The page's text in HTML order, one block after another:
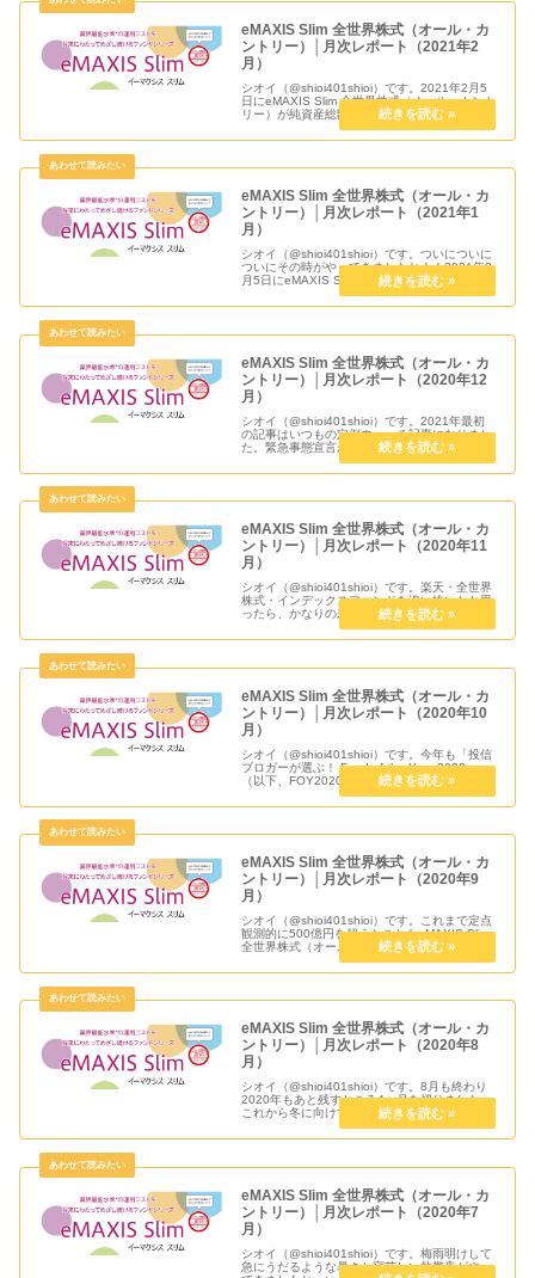
eMAXIS Slim 全世界株式（オール・カ
ントリー）│月次レポート（2021年2
月）
シオイ（@shioi401shioi）です。2021年2月5
日にeMAXIS Slim 全世界株式（オール・カント
リー）が純資産総額 1,000 億円を突破しました
がそこからどこまで積み上がったのでしょう
か？気になる中身は2021年2月の月...
eMAXIS Slim 全世界株式（オール・カ
ントリー）│月次レポート（2021年1
月）
シオイ（@shioi401shioi）です。ついについに
ついにその時がやってきましたね！！2021年2
月5日にeMAXIS Slim 全世界株式（オール・カ
ントリー）が純資産総額 1,000 億円を突破し、
受益者還元型信託報酬率の第二段階が...
eMAXIS Slim 全世界株式（オール・カ
ントリー）│月次レポート（2020年12
月）
シオイ（@shioi401shioi）です。2021年最初
の記事はいつもの定例ウォッチ記事になりまし
た。緊急事態宣言がでて在宅メインで少し自分
のペースで仕事ができるといいなと思っていた
らとんでもない。出社ばかりで在宅の頻度がな
eMAXIS Slim 全世界株式（オール・カ
ントリー）│月次レポート（2020年11
月）
シオイ（@shioi401shioi）です。楽天・全世界
株式・インデックスファンドを追い抜いたと思
ったら、かなりの差をすでに付けていてビック
リしました。この調子で1,000億円もサクッと
突破して受益者還元信託報酬率の第二段階発動
eMAXIS Slim 全世界株式（オール・カ
ントリー）│月次レポート（2020年10
月）
シオイ（@shioi401shioi）です。今年も「投信
ブロガーが選ぶ！ Fund of the Year 2020」
（以下、FOY2020）に本ファンドを全力で投
票しました。FOY2020と私の投票しました記
事は以下をご覧ください。果たし...
eMAXIS Slim 全世界株式（オール・カ
ントリー）│月次レポート（2020年9
月）
シオイ（@shioi401shioi）です。これまで定点
観測的に500億円を超えたこともeMAXIS Slim
全世界株式（オール・カントリー）ですがとう
に純資産残高500億円突破しましたね。詳細
は、三菱UFJ国際投信さんの以下リリースを
eMAXIS Slim 全世界株式（オール・カ
ントリー）│月次レポート（2020年8
月）
シオイ（@shioi401shioi）です。8月も終わり
2020年もあと残すところ4ヶ月を切りました。
これから冬に向けて再びコロナが再燃して全世
界的に大きな打撃をまた受けてしまうのか、ソ
ーシャルディスタンスやマスクといった行動様
eMAXIS Slim 全世界株式（オール・カ
ントリー）│月次レポート（2020年7
月）
シオイ（@shioi401shioi）です。梅雨明けして
急にうだるような暑さと寝苦しい熱帯夜がやっ